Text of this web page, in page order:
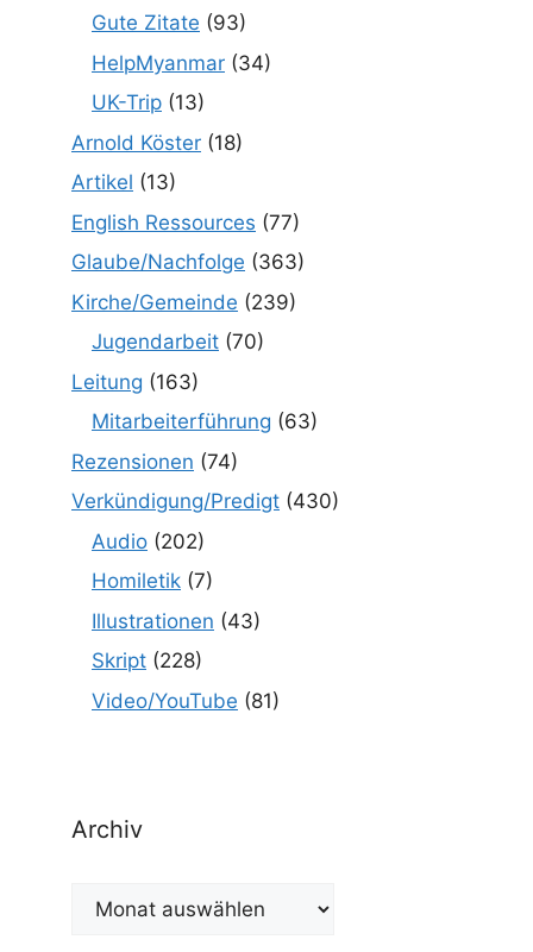
Gute Zitate (93)
HelpMyanmar (34)
UK-Trip (13)
Arnold Köster (18)
Artikel (13)
English Ressources (77)
Glaube/Nachfolge (363)
Kirche/Gemeinde (239)
Jugendarbeit (70)
Leitung (163)
Mitarbeiterführung (63)
Rezensionen (74)
Verkündigung/Predigt (430)
Audio (202)
Homiletik (7)
Illustrationen (43)
Skript (228)
Video/YouTube (81)
Archiv
Archiv